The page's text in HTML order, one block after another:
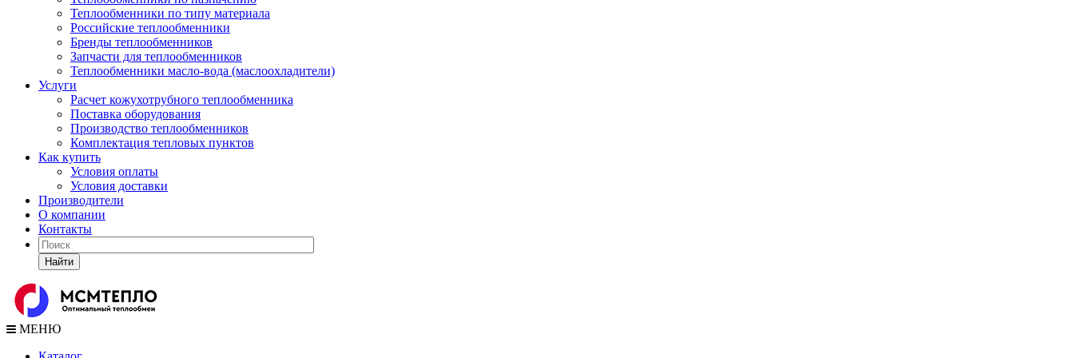
Теплообменники по типу материала
Российские теплообменники
Бренды теплообменников
Запчасти для теплообменников
Теплообменники масло-вода (маслоохладители)
Услуги
Расчет кожухотрубного теплообменника
Поставка оборудования
Производство теплообменников
Комплектация тепловых пунктов
Как купить
Условия оплаты
Условия доставки
Производители
О компании
Контакты
Найти
МЕНЮ